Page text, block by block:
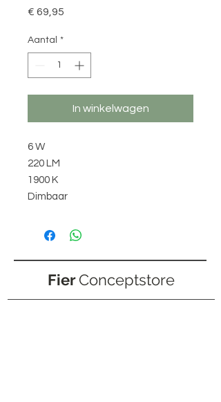
€ 69,95
Aantal *
In winkelwagen
6 W
220 LM
1900 K
Dimbaar
FierConceptstore